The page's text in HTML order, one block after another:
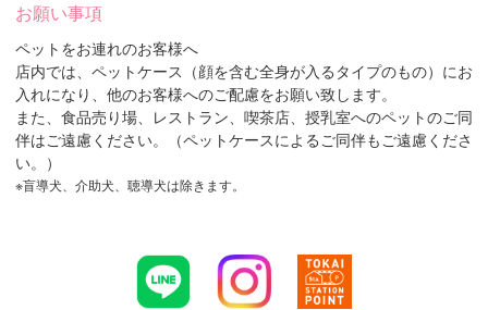
お願い事項
ペットをお連れのお客様へ
店内では、ペットケース（顔を含む全身が入るタイプのもの）にお
入れになり、他のお客様へのご配慮をお願い致します。
また、食品売り場、レストラン、喫茶店、授乳室へのペットのご同
伴はご遠慮ください。（ペットケースによるご同伴もご遠慮くださ
い。）
盲導犬、介助犬、聴導犬は除きます。